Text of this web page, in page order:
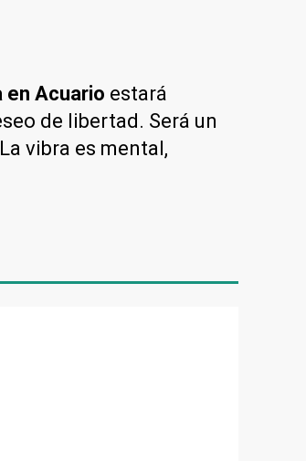
en Acuario estará
de libertad. Será un
vibra es mental,